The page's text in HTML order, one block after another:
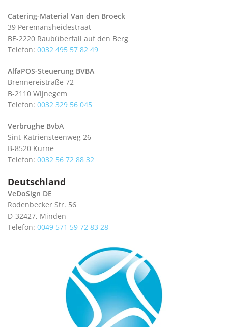
Catering-Material Van den Broeck
39 Peremansheidestraat
BE-2220 Raubüberfall auf den Berg
Telefon: 0032 495 57 82 49
AlfaPOS-Steuerung BVBA
Brennereistraße 72
B-2110 Wijnegem
Telefon: 0032 329 56 045
Verbrughe BvbA
Sint-Katriensteenweg 26
B-8520 Kurne
Telefon: 0032 56 72 88 32
Deutschland
VeDoSign DE
Rodenbecker Str. 56
D-32427, Minden
Telefon: 0049 571 59 72 83 28